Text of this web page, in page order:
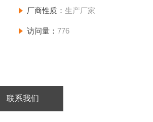
厂商性质： 生产厂家
访问量： 776
联系我们